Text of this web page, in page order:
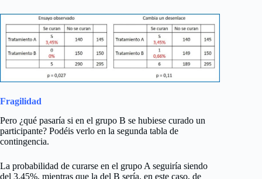
Fragilidad
Pero ¿qué pasaría si en el grupo B se hubiese curado un
participante? Podéis verlo en la segunda tabla de
contingencia.
La probabilidad de curarse en el grupo A seguiría siendo
del 3,45%, mientras que la del B sería, en este caso, de